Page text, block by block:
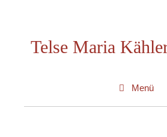
springenTelse Maria
Menü